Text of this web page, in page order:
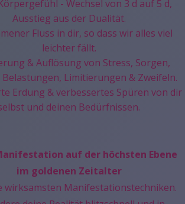
- Wechsel von 3 d auf 5 d,
Ausstieg aus der Dualität.
Fluss in dir, so dass wir alles viel
leichter fällt.
& Auflösung von Stress, Sorgen,
Limitierungen & Zweifeln.
Erdung & verbessertes Spüren von dir
und deinen Bedürfnissen.
auf der höchsten Ebene
im goldenen Zeitalter
wirksamsten Manifestationstechniken.